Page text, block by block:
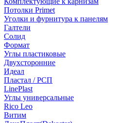
Потолки Primet
Уголки и фурнитура к панелям
Галтели
Солид
Формат
Углы пластиковые
Двухсторонние
Идеал
Пластал / РСП
LinePlast
Углы универсальные
Rico Leo
Витим